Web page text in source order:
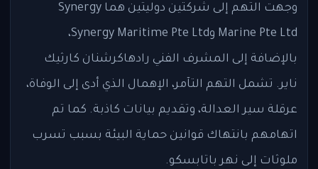
وجهت التهم إلى شركتين دوليتين هما Synergy
Marine Pte Ltd وSynergy Maritime Pte Ltd،
بالإضافة إلى المشرف الفني رادهاكرشنان كارثيك
ناير. تشمل التهم التآمر، الإهمال الذي أدى إلى الوفاة،
عرقلة سير العدالة، وتقديم بيانات كاذبة. كما تم
اتهامهم بانتهاك قوانين حماية البيئة بسبب تسرب
ملوثات إلى نهر باتابسكو.